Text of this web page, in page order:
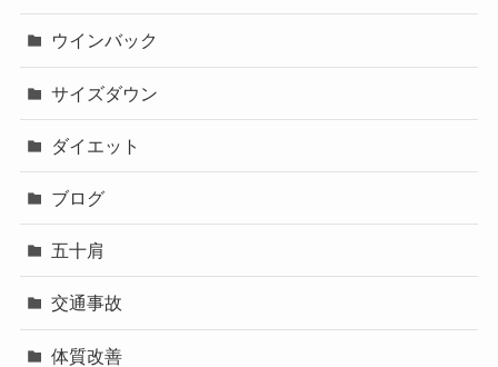
ウインバック
サイズダウン
ダイエット
ブログ
五十肩
交通事故
体質改善